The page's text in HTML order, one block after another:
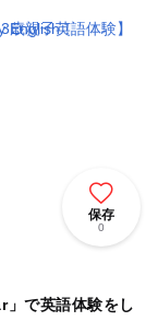
保存
0
で英語体験をし